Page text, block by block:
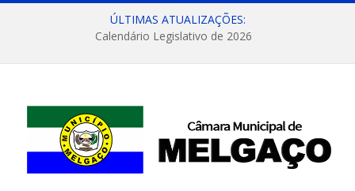
ÚLTIMAS ATUALIZAÇÕES:
Calendário Legislativo de 2026